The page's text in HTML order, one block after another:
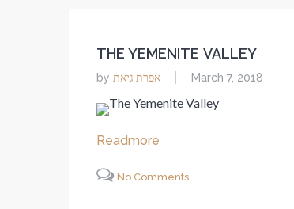
THE YEMENITE VALLEY
by אפרת גיאת March 7, 2018
Readmore
No Comments